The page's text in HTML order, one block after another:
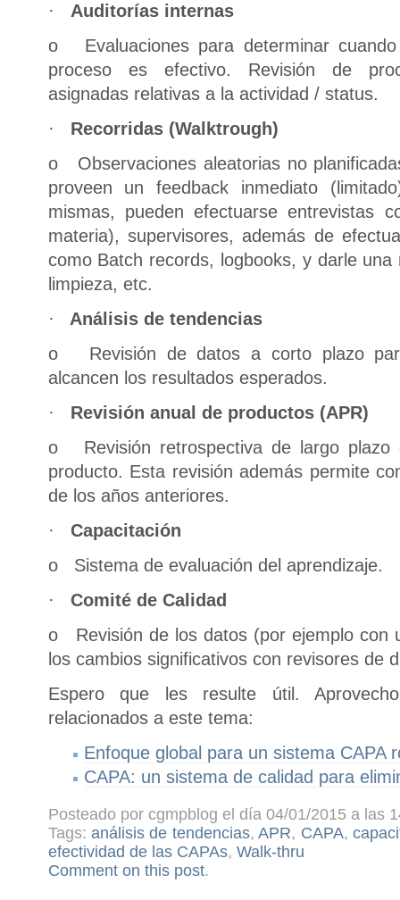
· Auditorías internas
o Evaluaciones para determinar
proceso es efectivo. Revisión de
asignadas relativas a la actividad / status.
·
Recorridas (Walktrough)
o Observaciones aleatorias no
proveen un feedback inmediato
mismas, pueden efectuarse entrevistas
materia), supervisores, además de
como Batch records, logbooks, y darle
limpieza, etc.
·
Análisis de tendencias
o Revisión de datos a corto plazo
alcancen los resultados esperados.
·
Revisión anual de productos (APR)
o Revisión retrospectiva de largo plazo
producto. Esta revisión además permite
de los años anteriores.
· Capacitación
o Sistema de evaluación del aprendizaje.
·
Comité de Calidad
o Revisión de los datos (por ejemplo con
los cambios significativos con revisores de
Espero que les resulte útil.
relacionados a este tema:
Enfoque global para un sistema CAPA
CAPA: un sistema de calidad para
Posteado por cgmpblog el día 04/01/2015 a las
Tags: análisis de tendencias,APR, CAPA,
efectividad de las CAPAs, Walk-thru
Comment on this post.